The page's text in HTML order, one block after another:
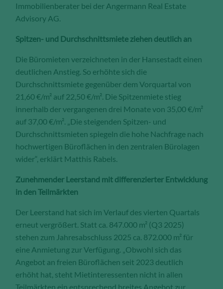
Immobilienberater bei der Angermann Real Estate
Advisory AG.
Spitzen- und Durchschnittsmiete ziehen deutlich an
Die Büromieten verzeichneten in der Hansestadt einen
deutlichen Anstieg. So erhöhte sich die
Durchschnittsmiete gegenüber dem Vorquartal von
21,60 €/m² auf 22,50 €/m². Die Spitzenmiete stieg
innerhalb der vergangenen drei Monate von 35,00 €/m²
auf 37,00 €/m². „Die steigenden Spitzen- und
Durchschnittsmieten spiegeln die hohe Nachfrage nach
hochwertigen Büroflächen in den zentralen Bürolagen
wider“, erklärt Matthis Rabels.
Zunehmender Leerstand mit differenzierter Entwicklung
in den Teilmärkten
Der Leerstand hat sich im Verlauf des vierten Quartals
erneut vergrößert. Statt ca. 847.000 m² (Q3 2025)
stehen zum Jahresabschluss 2025 ca. 872.000 m² für
eine Anmietung zur Verfügung. „Obwohl sich das
Angebot an freien Büroflächen seit 2023 deutlich
erhöht hat, steht Mietinteressenten nicht in allen
Teilmärkten ein entsprechend breites Angebot zur